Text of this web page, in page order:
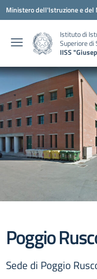
Vai ai contenuti
Vai al menu di navigazione
Vai al footer
Ministero dell'Istruzione e del
Istituto di
Superiore di
IISS
Poggio
Sede di Poggio